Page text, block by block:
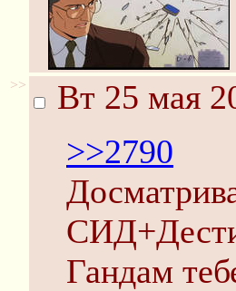
>>
Вт 25 мая
>>2790
Гандам